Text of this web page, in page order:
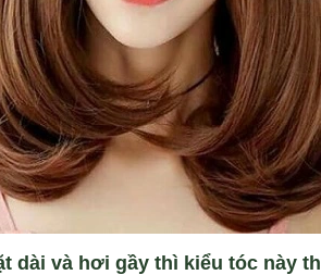
dài và hơi gầy thì kiểu tóc này th